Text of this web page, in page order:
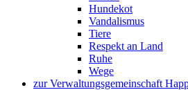
Hundekot
Vandalismus
Tiere
Respekt an Land
Ruhe
Wege
zur Verwaltungsgemeinschaft